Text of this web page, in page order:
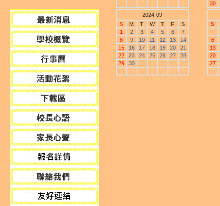
30
2024-09
S
M T W T F
S
1
2 3 4 5 6
7
8
9 10 11 12 13
14
15
16 17 18 19 20
21
22
23 24 25 26 27
28
29
30
S
6
13
20
27